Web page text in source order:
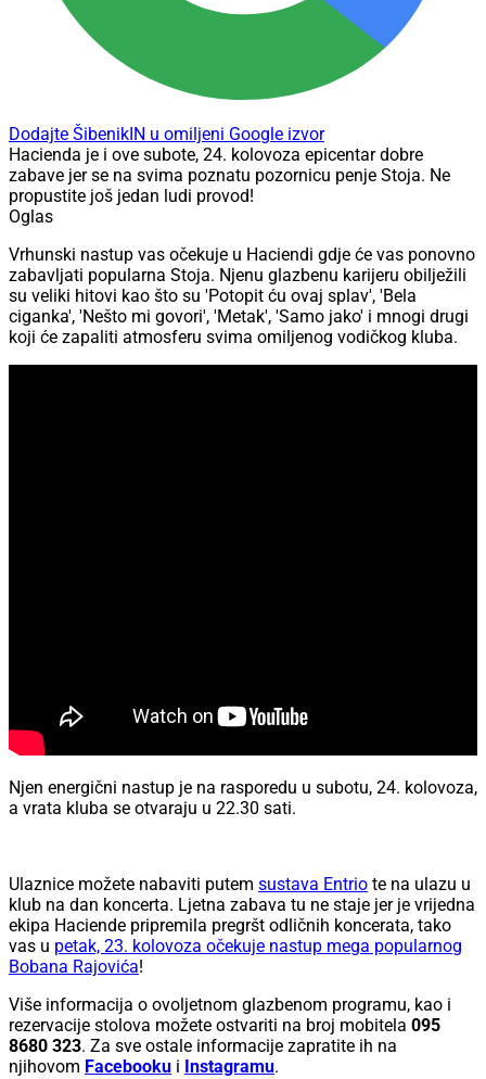
Dodajte ŠibenikIN u omiljeni Google izvor
Hacienda je i ove subote, 24. kolovoza epicentar dobre
zabave jer se na svima poznatu pozornicu penje Stoja. Ne
propustite još jedan ludi provod!
Oglas
Vrhunski nastup vas očekuje u Haciendi gdje će vas ponovno
zabavljati popularna Stoja. Njenu glazbenu karijeru obilježili
su veliki hitovi kao što su 'Potopit ću ovaj splav', 'Bela
ciganka', 'Nešto mi govori', 'Metak', 'Samo jako' i mnogi drugi
koji će zapaliti atmosferu svima omiljenog vodičkog kluba.
Njen energični nastup je na rasporedu u subotu, 24. kolovoza,
a vrata kluba se otvaraju u 22.30 sati.
Ulaznice možete nabaviti putem sustava Entrio te na ulazu u
klub na dan koncerta. Ljetna zabava tu ne staje jer je vrijedna
ekipa Haciende pripremila pregršt odličnih koncerata, tako
vas u petak, 23. kolovoza očekuje nastup mega popularnog
Bobana Rajovića!
Više informacija o ovoljetnom glazbenom programu, kao i
rezervacije stolova možete ostvariti na broj mobitela 095
8680 323. Za sve ostale informacije zapratite ih na
njihovom Facebooku i Instagramu.